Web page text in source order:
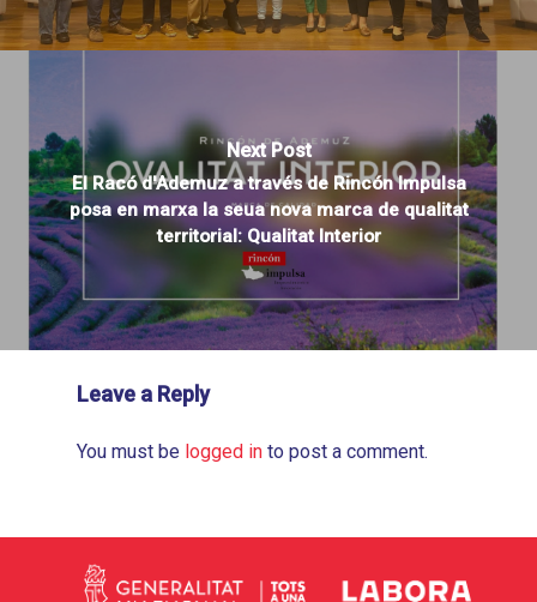
Next Post
El Racó d'Ademuz a través de Rincón Impulsa
posa en marxa la seua nova marca de qualitat
territorial: Qualitat Interior
Leave a Reply
You must be logged in to post a comment.